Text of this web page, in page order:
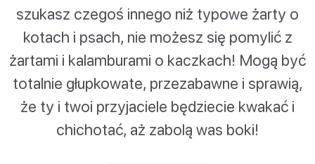
szukasz czegoś innego niż typowe żarty o
kotach i psach, nie możesz się pomylić z
żartami i kalamburami o kaczkach! Mogą być
totalnie głupkowate, przezabawne i sprawią,
że ty i twoi przyjaciele będziecie kwakać i
chichotać, aż zabolą was boki!